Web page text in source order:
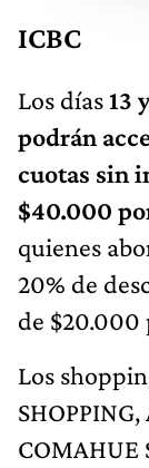
ICBC
Los días13
podrán
cuotas sin
$40.000
quienes
20% de
de
Los
COMAHUE